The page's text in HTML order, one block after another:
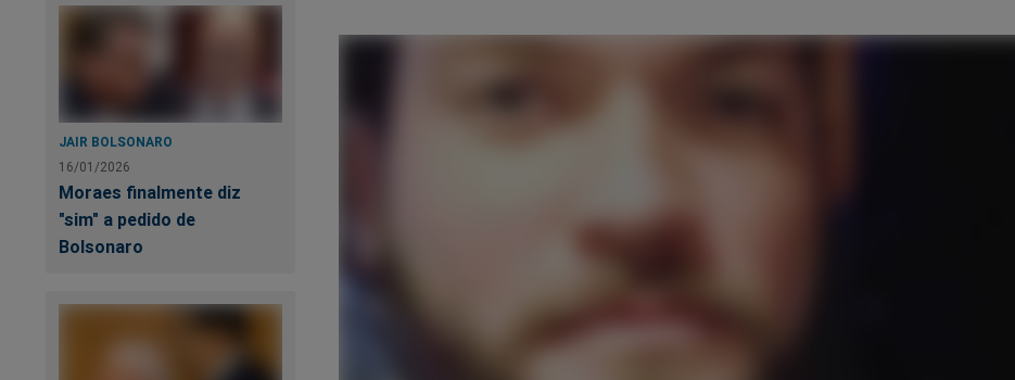
JAIR BOLSONARO
16/01/2026
Moraes finalmente diz
"sim" a pedido de
Bolsonaro